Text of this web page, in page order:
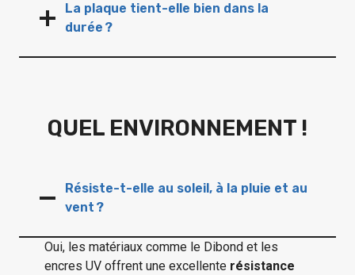
La plaque tient-elle bien dans la
durée ?
QUEL ENVIRONNEMENT !
Résiste-t-elle au soleil, à la pluie et au
vent ?
Oui, les matériaux comme le Dibond et les
encres UV offrent une excellente résistance